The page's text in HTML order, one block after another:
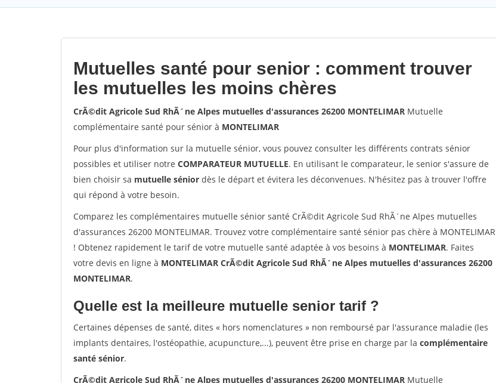
Mutuelles santé pour senior : comment trouver
les mutuelles les moins chères
CrÃ©dit Agricole Sud RhÃ´ne Alpes mutuelles d'assurances 26200 MONTELIMAR Mutuelle
complémentaire santé pour sénior à MONTELIMAR
Pour plus d'information sur la mutuelle sénior, vous pouvez consulter les différents contrats sénior
possibles et utiliser notre COMPARATEUR MUTUELLE. En utilisant le comparateur, le senior s'assure de
bien choisir sa mutuelle sénior dès le départ et évitera les déconvenues. N'hésitez pas à trouver l'offre
qui répond à votre besoin.
Comparez les complémentaires mutuelle sénior santé CrÃ©dit Agricole Sud RhÃ´ne Alpes mutuelles
d'assurances 26200 MONTELIMAR. Trouvez votre complémentaire santé sénior pas chère à MONTELIMAR
! Obtenez rapidement le tarif de votre mutuelle santé adaptée à vos besoins à MONTELIMAR. Faites
votre devis en ligne à MONTELIMAR CrÃ©dit Agricole Sud RhÃ´ne Alpes mutuelles d'assurances 26200
MONTELIMAR.
Quelle est la meilleure mutuelle senior tarif ?
Certaines dépenses de santé, dites « hors nomenclatures » non remboursé par l'assurance maladie (les
implants dentaires, l'ostéopathie, acupuncture,...), peuvent être prise en charge par la complémentaire
santé sénior.
CrÃ©dit Agricole Sud RhÃ´ne Alpes mutuelles d'assurances 26200 MONTELIMAR Mutuelle